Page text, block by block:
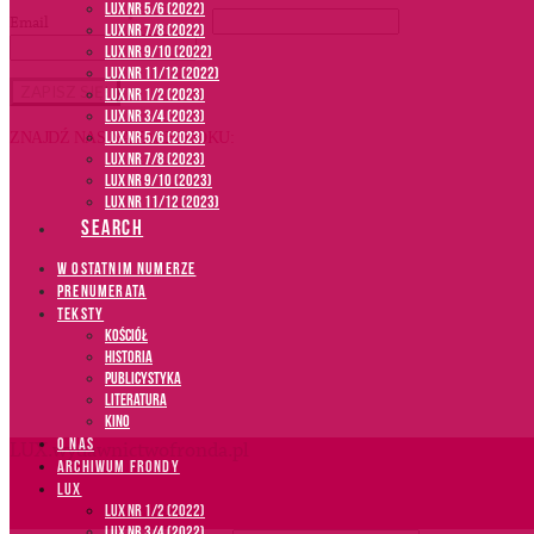
LUX NR 5/6 (2022)
LUX NR 7/8 (2022)
LUX nr 9/10 (2022)
LUX NR 11/12 (2022)
LUX NR 1/2 (2023)
LUX NR 3/4 (2023)
LUX NR 5/6 (2023)
LUX NR 7/8 (2023)
LUX NR 9/10 (2023)
LUX NR 11/12 (2023)
SEARCH
W OSTATNIM NUMERZE
PRENUMERATA
TEKSTY
Kościół
Historia
Publicystyka
Literatura
Kino
O NAS
ARCHIWUM FRONDY
LUX
LUX NR 1/2 (2022)
Email*
ZNAJDŹ NAS NA FACEBOOKU:
LUX.wydawnictwofronda.pl